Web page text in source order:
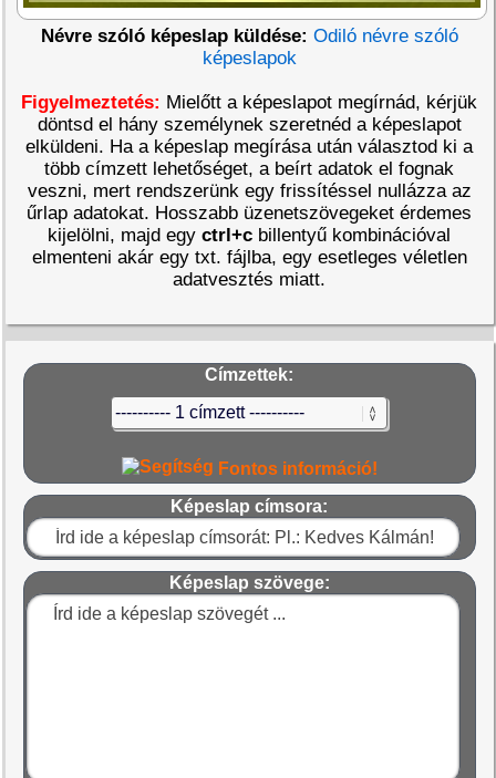
Névre szóló képeslap küldése: Odiló névre szóló
képeslapok
Figyelmeztetés: Mielőtt a képeslapot megírnád, kérjük
döntsd el hány személynek szeretnéd a képeslapot
elküldeni. Ha a képeslap megírása után választod ki a
több címzett lehetőséget, a beírt adatok el fognak
veszni, mert rendszerünk egy frissítéssel nullázza az
űrlap adatokat. Hosszabb üzenetszövegeket érdemes
kijelölni, majd egyctrl+c billentyű kombinációval
elmenteni akár egy txt. fájlba, egy esetleges véletlen
adatvesztés miatt.
Címzettek:
Fontos információ!
Képeslap címsora:
Képeslap szövege: